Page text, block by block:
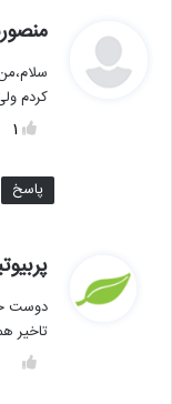
کردم
1
پاسخ
دوست
تاخیر